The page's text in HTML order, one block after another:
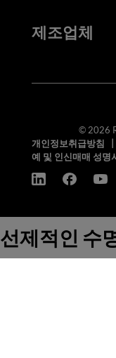
제조업체
© 2026
개인정보취급방침
예 및 인신매매 성명
선제적인 수